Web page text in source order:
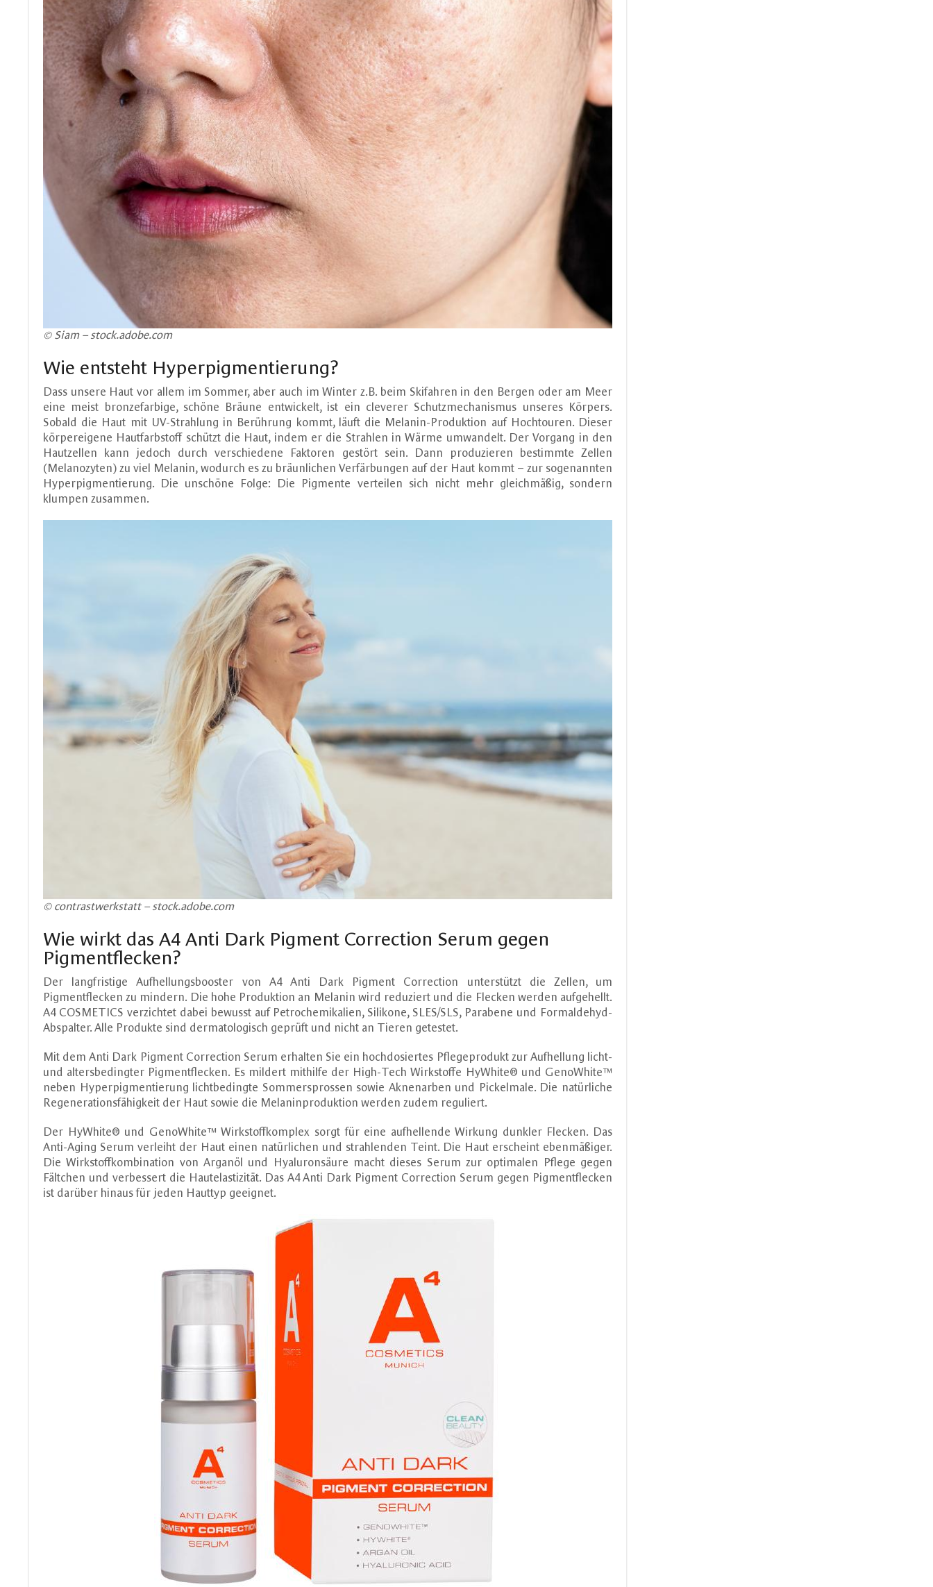
© Siam – stock.adobe.com
Wie entsteht Hyperpigmentierung?
Dass unsere Haut vor allem im Sommer, aber auch im Winter z.B. beim Skifahren in den Bergen oder am Meer
eine meist bronzefarbige, schöne Bräune entwickelt, ist ein cleverer Schutzmechanismus unseres Körpers.
Sobald die Haut mit UV-Strahlung in Berührung kommt, läuft die Melanin-Produktion auf Hochtouren. Dieser
körpereigene Hautfarbstoff schützt die Haut, indem er die Strahlen in Wärme umwandelt. Der Vorgang in den
Hautzellen kann jedoch durch verschiedene Faktoren gestört sein. Dann produzieren bestimmte Zellen
(Melanozyten) zu viel Melanin, wodurch es zu bräunlichen Verfärbungen auf der Haut kommt – zur sogenannten
Hyperpigmentierung. Die unschöne Folge: Die Pigmente verteilen sich nicht mehr gleichmäßig, sondern
klumpen zusammen.
© contrastwerkstatt – stock.adobe.com
Wie wirkt das A4 Anti Dark Pigment Correction Serum gegen
Pigmentflecken?
Der langfristige Aufhellungsbooster von A4 Anti Dark Pigment Correction unterstützt die Zellen, um
Pigmentflecken zu mindern. Die hohe Produktion an Melanin wird reduziert und die Flecken werden aufgehellt.
A4 COSMETICS verzichtet dabei bewusst auf Petrochemikalien, Silikone, SLES/SLS, Parabene und Formaldehyd-
Abspalter. Alle Produkte sind dermatologisch geprüft und nicht an Tieren getestet.
Mit dem Anti Dark Pigment Correction Serum erhalten Sie ein hochdosiertes Pflegeprodukt zur Aufhellung licht-
und altersbedingter Pigmentflecken. Es mildert mithilfe der High-Tech Wirkstoffe HyWhite® und GenoWhite™
neben Hyperpigmentierung lichtbedingte Sommersprossen sowie Aknenarben und Pickelmale. Die natürliche
Regenerationsfähigkeit der Haut sowie die Melaninproduktion werden zudem reguliert.
Der HyWhite® und GenoWhite™ Wirkstoffkomplex sorgt für eine aufhellende Wirkung dunkler Flecken. Das
Anti-Aging Serum verleiht der Haut einen natürlichen und strahlenden Teint. Die Haut erscheint ebenmäßiger.
Die Wirkstoffkombination von Arganöl und Hyaluronsäure macht dieses Serum zur optimalen Pflege gegen
Fältchen und verbessert die Hautelastizität. Das A4 Anti Dark Pigment Correction Serum gegen Pigmentflecken
ist darüber hinaus für jeden Hauttyp geeignet.